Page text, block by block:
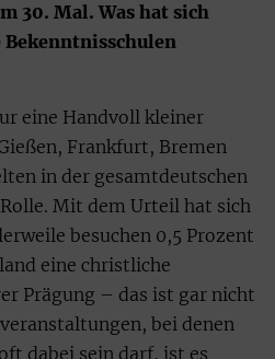
30. Mal. Was hat sich
eine Handvoll kleiner
Frankfurt, Bremen
in der gesamtdeutschen
Mit dem Urteil hat sich
besuchen 0,5 Prozent
eine christliche
Prägung – das ist gar nicht
bei denen
dabei sein darf, ist es